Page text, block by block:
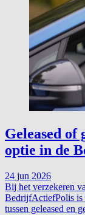
Geleased of
optie in de
24 jun 2026
Bij het verzekeren
BedrijfActiefPolis is
tussen geleased en